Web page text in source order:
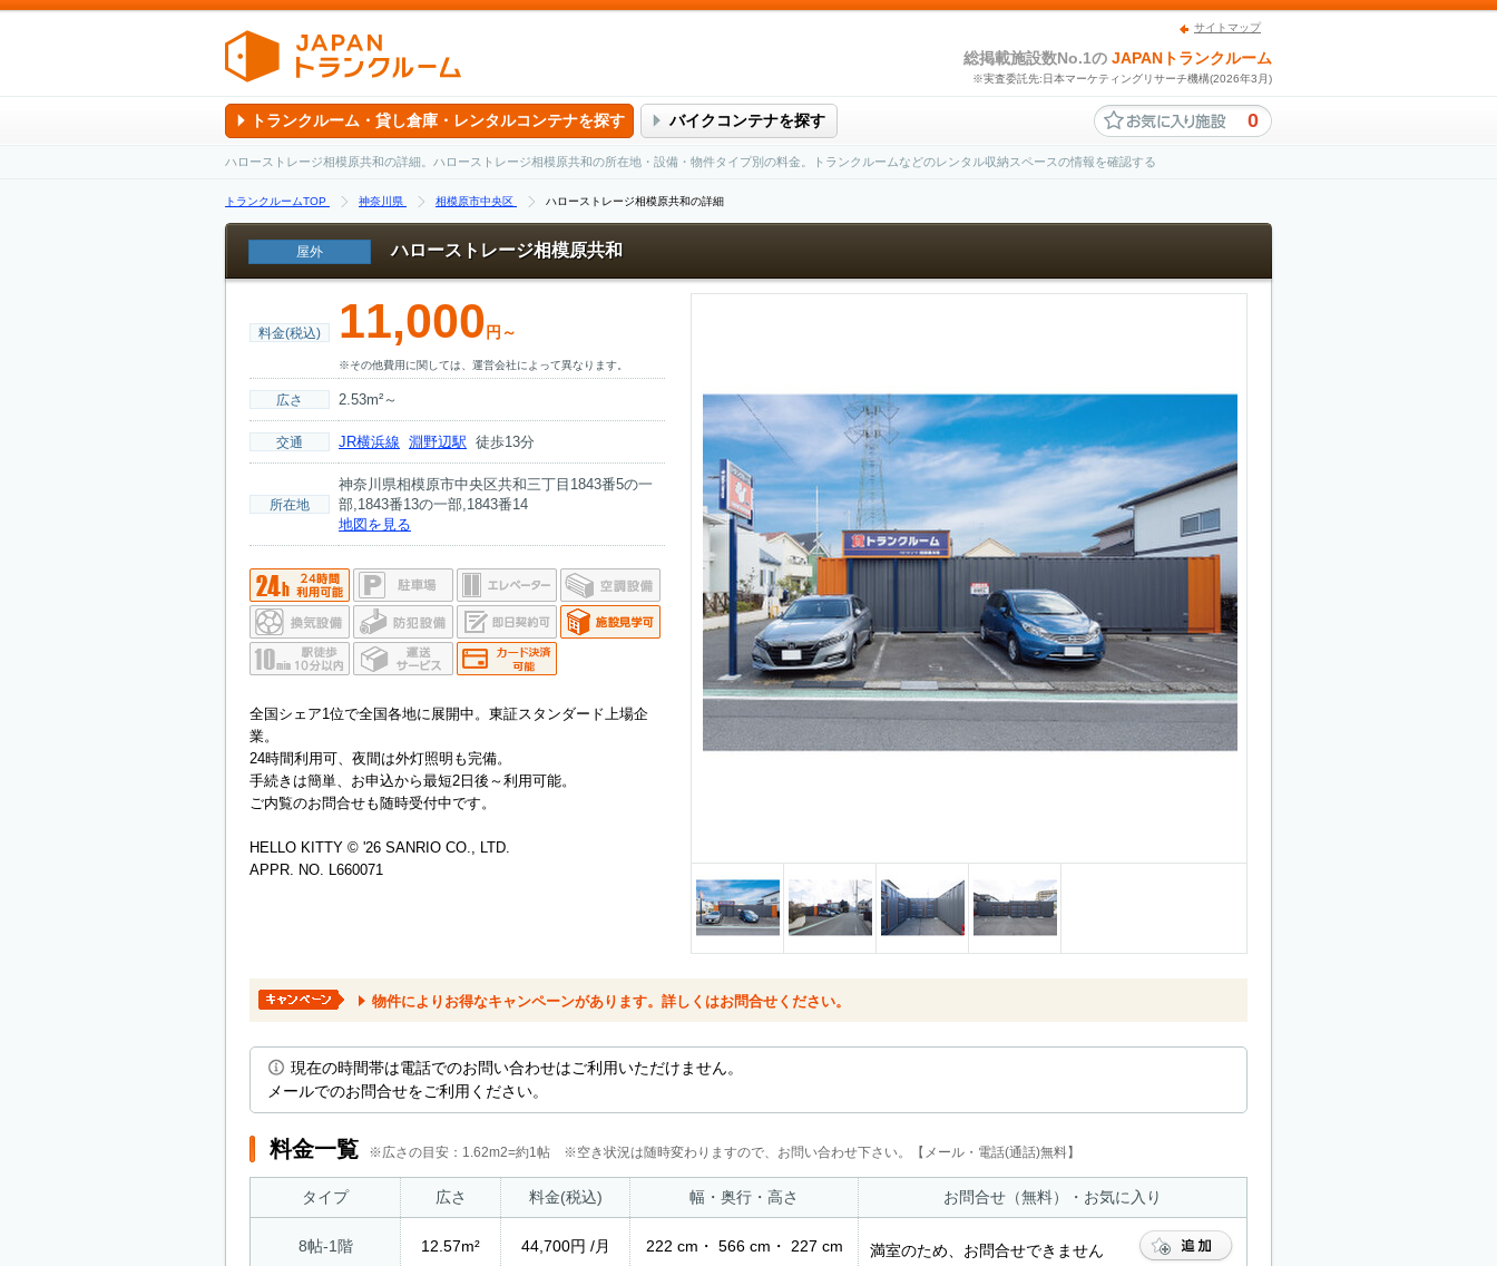
サイトマップ
総掲載施設数No.1の JAPANトランクルーム
※実査委託先:日本マーケティングリサーチ機構(2026年3月)
トランクルーム・貸し倉庫・レンタルコンテナを探す バイクコンテナを探す 0
ハローストレージ相模原共和の詳細。ハローストレージ相模原共和の所在地・設備・物件タイプ別の料金。トランクルームなどのレンタル収納スペースの情報を確認する
トランクルームTOP 神奈川県 相模原市中央区 ハローストレージ相模原共和の詳細
屋外 ハローストレージ相模原共和
料金(税込) 11,000 円～
※その他費用に関しては、運営会社によって異なります。
広さ 2.53m²～
交通 JR横浜線 淵野辺駅 徒歩13分
所在地
神奈川県相模原市中央区共和三丁目1843番5の一
部,1843番13の一部,1843番14
地図を見る
全国シェア1位で全国各地に展開中。東証スタンダード上場企
業。
24時間利用可、夜間は外灯照明も完備。
手続きは簡単、お申込から最短2日後～利用可能。
ご内覧のお問合せも随時受付中です。
HELLO KITTY © '26 SANRIO CO., LTD.
APPR. NO. L660071
物件によりお得なキャンペーンがあります。詳しくはお問合せください。
現在の時間帯は電話でのお問い合わせはご利用いただけません。
メールでのお問合せをご利用ください。
料金一覧 ※広さの目安：1.62m2=約1帖 ※空き状況は随時変わりますので、お問い合わせ下さい。【メール・電話(通話)無料】
タイプ 広さ 料金(税込) 幅・奥行・高さ お問合せ（無料）・お気に入り
8帖-1階 12.57m² 44,700円 /月 222 cm・ 566 cm・ 227 cm 満室のため、お問合せできません